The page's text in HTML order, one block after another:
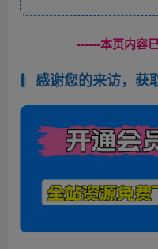
------本页内容
感谢您的来访，获